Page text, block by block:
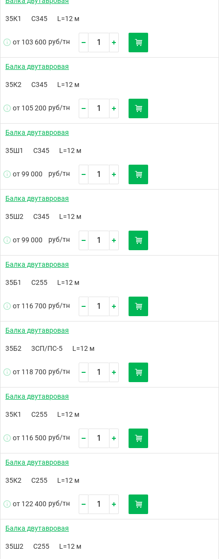
35К1 С345 L=12 м
от 103 600 руб/тн
Балка двутавровая
35К2 С345 L=12 м
от 105 200 руб/тн
Балка двутавровая
35Ш1 С345 L=12 м
от 99 000 руб/тн
Балка двутавровая
35Ш2 С345 L=12 м
от 99 000 руб/тн
Балка двутавровая
35Б1 С255 L=12 м
от 116 700 руб/тн
Балка двутавровая
35Б2 3СП/ПС-5 L=12 м
от 118 700 руб/тн
Балка двутавровая
35К1 С255 L=12 м
от 116 500 руб/тн
Балка двутавровая
35К2 С255 L=12 м
от 122 400 руб/тн
Балка двутавровая
35Ш2 С255 L=12 м